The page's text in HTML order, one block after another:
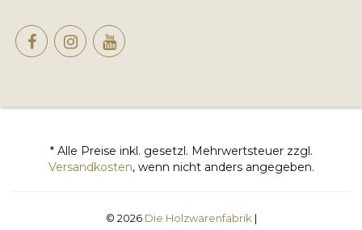
* Alle Preise inkl. gesetzl. Mehrwertsteuer zzgl.
Versandkosten, wenn nicht anders angegeben.
© 2026 Die Holzwarenfabrik |